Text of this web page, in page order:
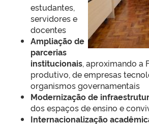
estudantes,
servidores e
docentes
Ampliação de
parcerias
institucionais, aproximando a
produtivo, de empresas
organismos governamentais
Modernização de
dos espaços de ensino e
Internacionalização